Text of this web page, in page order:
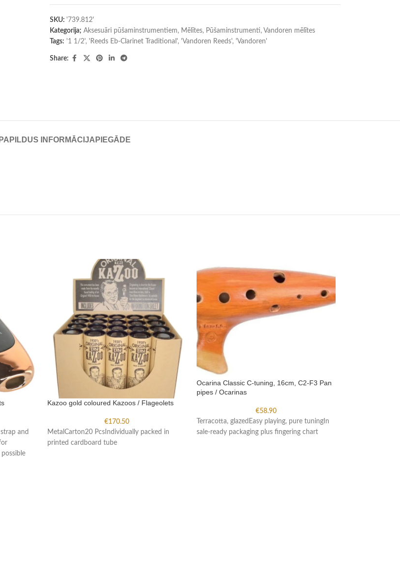
SKU: '739.812'
Kategorija; Aksesuāri pūšaminstrumentiem, Mēlītes, Pūšaminstrumenti, Vandoren mēlītes
Tags: '1 1/2', 'Reeds Eb-Clarinet Traditional', 'Vandoren Reeds', 'Vandoren'
Share:
PAPILDUS INFORMĀCIJA PIEGĀDE
and
Kazoo gold coloured Kazoos / Flageolets
€170.50
MetalCarton20 PcsIndividually packed in
printed cardboard tube
Ocarina Classic C-tuning, 16cm, C2-F3 Pan
pipes / Ocarinas
€58.90
Terracotta, glazedEasy playing, pure tuningIn
sale-ready packaging plus fingering chart